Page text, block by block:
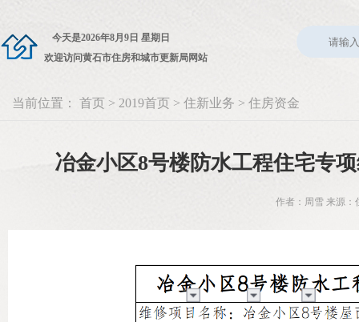
今天是2026年8月9日 星期日
欢迎访问黄石市住房和城市更新局网站
当前位置： 首页 > 2019首页 > 住新业务 > 住房资金
冶金小区8号楼防水工程住宅专
作者：周雪 来源